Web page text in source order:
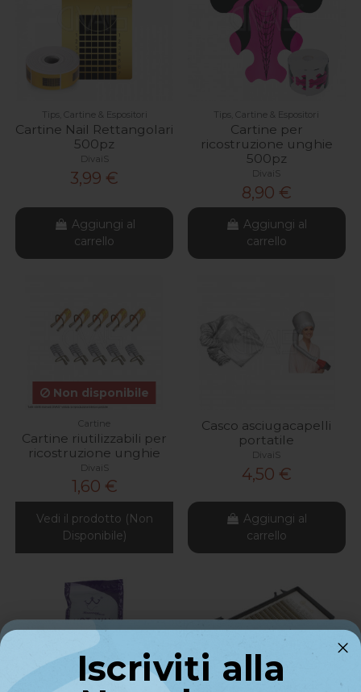
Tips, Cartine & Espositori
Cartine Nail Rettangolari
500pz
DivaiS
3,99 €
Aggiungi al
carrello
Tips, Cartine & Espositori
Cartine per
ricostruzione unghie
500pz
DivaiS
8,90 €
Aggiungi al
carrello
Non disponibile
Cartine
Cartine riutilizzabili per
ricostruzione unghie
DivaiS
1,60 €
Vedi il prodotto (Non
Disponibile)
Casco asciugacapelli
portatile
DivaiS
4,50 €
Aggiungi al
carrello
Iscriviti alla
Iscriviti alla